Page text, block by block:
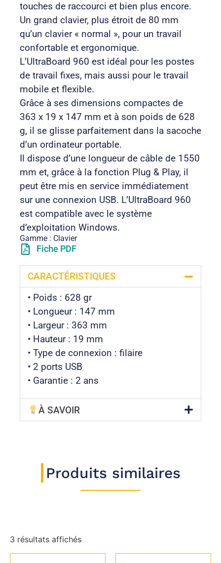
touches de raccourci et bien plus encore.
Un grand clavier, plus étroit de 80 mm
qu’un clavier « normal », pour un travail
confortable et ergonomique.
L’UltraBoard 960 est idéal pour les postes
de travail fixes, mais aussi pour le travail
mobile et flexible.
Grâce à ses dimensions compactes de
363 x 19 x 147 mm et à son poids de 628
g, il se glisse parfaitement dans la sacoche
d’un ordinateur portable.
Il dispose d’une longueur de câble de 1550
mm et, grâce à la fonction Plug & Play, il
peut être mis en service immédiatement
sur une connexion USB. L’UltraBoard 960
est compatible avec le système
d’exploitation Windows.
Gamme : Clavier
Fiche PDF
CARACTÉRISTIQUES
• Poids : 628 gr
• Longueur : 147 mm
• Largeur : 363 mm
• Hauteur : 19 mm
• Type de connexion : filaire
• 2 ports USB
• Garantie : 2 ans
À SAVOIR
Produits similaires
3 résultats affichés